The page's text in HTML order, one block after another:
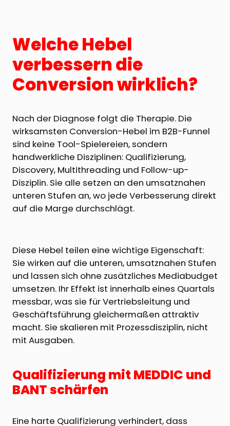
Welche Hebel
verbessern die
Conversion wirklich?
Nach der Diagnose folgt die Therapie. Die
wirksamsten Conversion-Hebel im B2B-Funnel
sind keine Tool-Spielereien, sondern
handwerkliche Disziplinen: Qualifizierung,
Discovery, Multithreading und Follow-up-
Disziplin. Sie alle setzen an den umsatznahen
unteren Stufen an, wo jede Verbesserung direkt
auf die Marge durchschlägt.
Diese Hebel teilen eine wichtige Eigenschaft:
Sie wirken auf die unteren, umsatznahen Stufen
und lassen sich ohne zusätzliches Mediabudget
umsetzen. Ihr Effekt ist innerhalb eines Quartals
messbar, was sie für Vertriebsleitung und
Geschäftsführung gleichermaßen attraktiv
macht. Sie skalieren mit Prozessdisziplin, nicht
mit Ausgaben.
Qualifizierung mit MEDDIC und
BANT schärfen
Eine harte Qualifizierung verhindert, dass